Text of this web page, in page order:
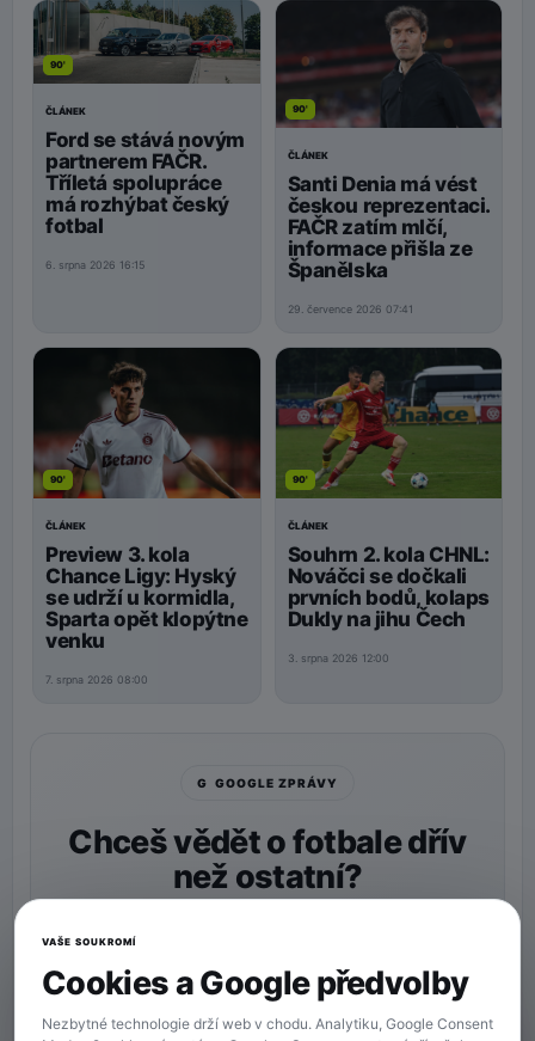
90'
ČLÁNEK
Ford se stává novým
partnerem FAČR.
Tříletá spolupráce
má rozhýbat český
fotbal
6. srpna 2026 16:15
90'
ČLÁNEK
Santi Denia má vést
českou reprezentaci.
FAČR zatím mlčí,
informace přišla ze
Španělska
29. července 2026 07:41
90'
ČLÁNEK
Preview 3. kola
Chance Ligy: Hyský
se udrží u kormidla,
Sparta opět klopýtne
venku
7. srpna 2026 08:00
90'
ČLÁNEK
Souhrn 2. kola CHNL:
Nováčci se dočkali
prvních bodů, kolaps
Dukly na jihu Čech
3. srpna 2026 12:00
G GOOGLE ZPRÁVY
Chceš vědět o fotbale dřív
než ostatní?
Více zpráv na Googlu
VAŠE SOUKROMÍ
Cookies a Google předvolby
Nezbytné technologie drží web v chodu. Analytiku, Google Consent